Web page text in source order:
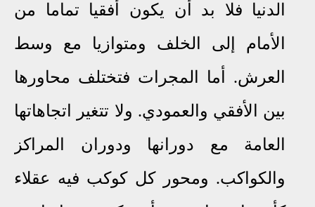
الدنيا فلا بد أن يكون أفقيا تماما من
الأمام إلى الخلف ومتوازيا مع وسط
العرش.
أما المجرات فتختلف محاورها
بين الأفقي والعمودي. ولا تتغير اتجاهاتها
العامة مع دورانها ودوران المراكز
والكواكب. ومحور كل كوكب فيه عقلاء